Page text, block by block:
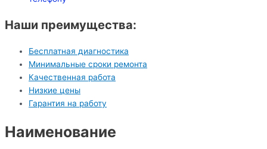
Наши преимущества:
Бесплатная диагностика
Минимальные сроки ремонта
Качественная работа
Низкие цены
Гарантия на работу
Наименование